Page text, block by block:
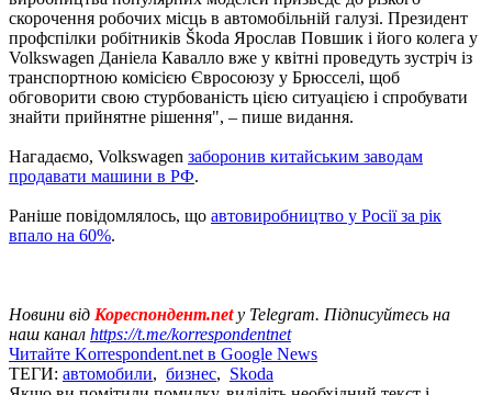
скорочення робочих місць в автомобільній галузі. Президент
профспілки робітників Škoda Ярослав Повшик і його колега у
Volkswagen Даніела Кавалло вже у квітні проведуть зустріч із
транспортною комісією Євросоюзу у Брюсселі, щоб
обговорити свою стурбованість цією ситуацією і спробувати
знайти прийнятне рішення", – пише видання.
Нагадаємо, Volkswagen заборонив китайським заводам
продавати машини в РФ.
Раніше повідомлялось, що автовиробництво у Росії за рік
впало на 60%.
Новини від Кореспондент.netу Telegram. Підписуйтесь на
наш канал https://t.me/korrespondentnet
Читайте Korrespondent.net в Google News
ТЕГИ: автомобили, бизнес, Skoda